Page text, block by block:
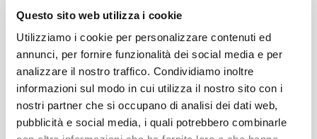
Questo sito web utilizza i cookie
Utilizziamo i cookie per personalizzare contenuti ed
annunci, per fornire funzionalità dei social media e per
analizzare il nostro traffico. Condividiamo inoltre
informazioni sul modo in cui utilizza il nostro sito con i
nostri partner che si occupano di analisi dei dati web,
pubblicità e social media, i quali potrebbero combinarle
Direzione ponente : percorso regolare.
Direzione levante: i bus, giunti in piazza Portello,
proseguiranno per piazza Corvetto, via XII Ottobre, via
Sofia Lomellini, via XX Settembre, piazza De Ferrari, via
Dante dove riprenderanno regolare percorso.
Linee 36 e 606
: percorso regolare.